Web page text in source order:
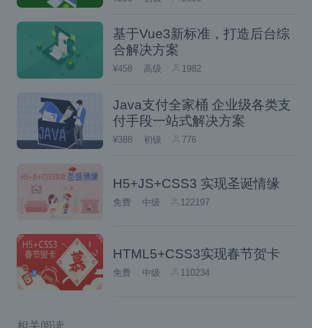
（中文文档、轻便、易懂）
数据驱动
像 Angular、React、Vue这些都是
框架， Module、View、ViewModule
三层，数据 双向绑定，是数据驱动，
y这些库其实是 DOM驱动，控制隐藏一个元
素都是操控DOM的属性而已，拿代码对比一下
DOM驱动跟数据驱动
<div id='app'></div>
<div id='app' v-if='show'></div>
基于Vue3新标准，打造后台综
合解决方案
¥458 高级 1982
Java支付全家桶 企业级各类支
付手段一站式解决方案
¥388 初级 776
H5+JS+CSS3 实现圣诞情缘
免费 中级 122197
HTML5+CSS3实现春节贺卡
免费 中级 110234